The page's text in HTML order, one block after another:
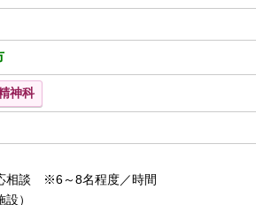
神科
相談 ※6～8名程度／時間
）